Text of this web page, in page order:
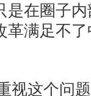
是在圈子
革满足不
视这个问